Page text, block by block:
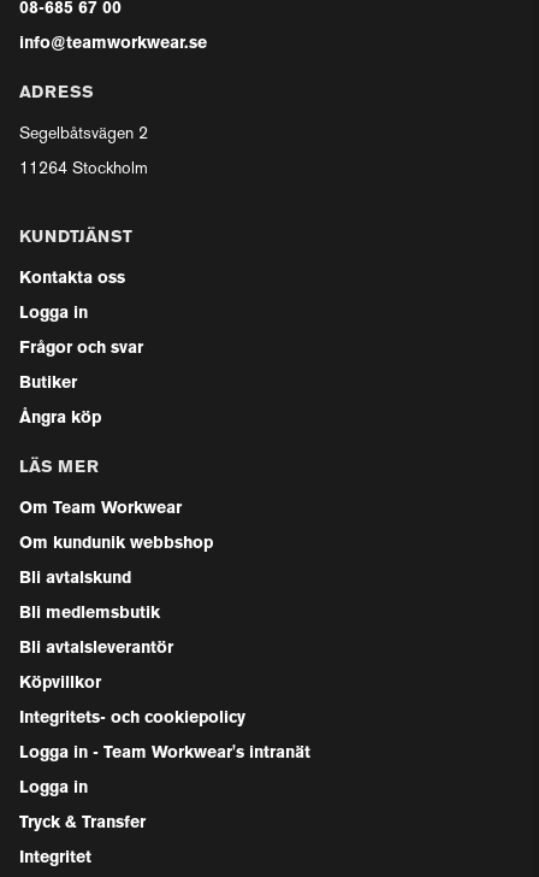
08-685 67 00
info@teamworkwear.se
ADRESS
Segelbåtsvägen 2
11264 Stockholm
KUNDTJÄNST
Kontakta oss
Logga in
Frågor och svar
Butiker
Ångra köp
LÄS MER
Om Team Workwear
Om kundunik webbshop
Bli avtalskund
Bli medlemsbutik
Bli avtalsleverantör
Köpvillkor
Integritets- och cookiepolicy
Logga in - Team Workwear's intranät
Logga in
Tryck & Transfer
Integritet